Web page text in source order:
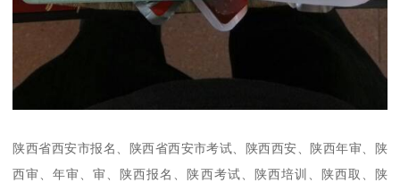
陕西省西安市报名、陕西省西安市考试、陕西西安、陕西年审、陕
西审、年审、审、陕西报名、陕西考试、陕西培训、陕西取、陕